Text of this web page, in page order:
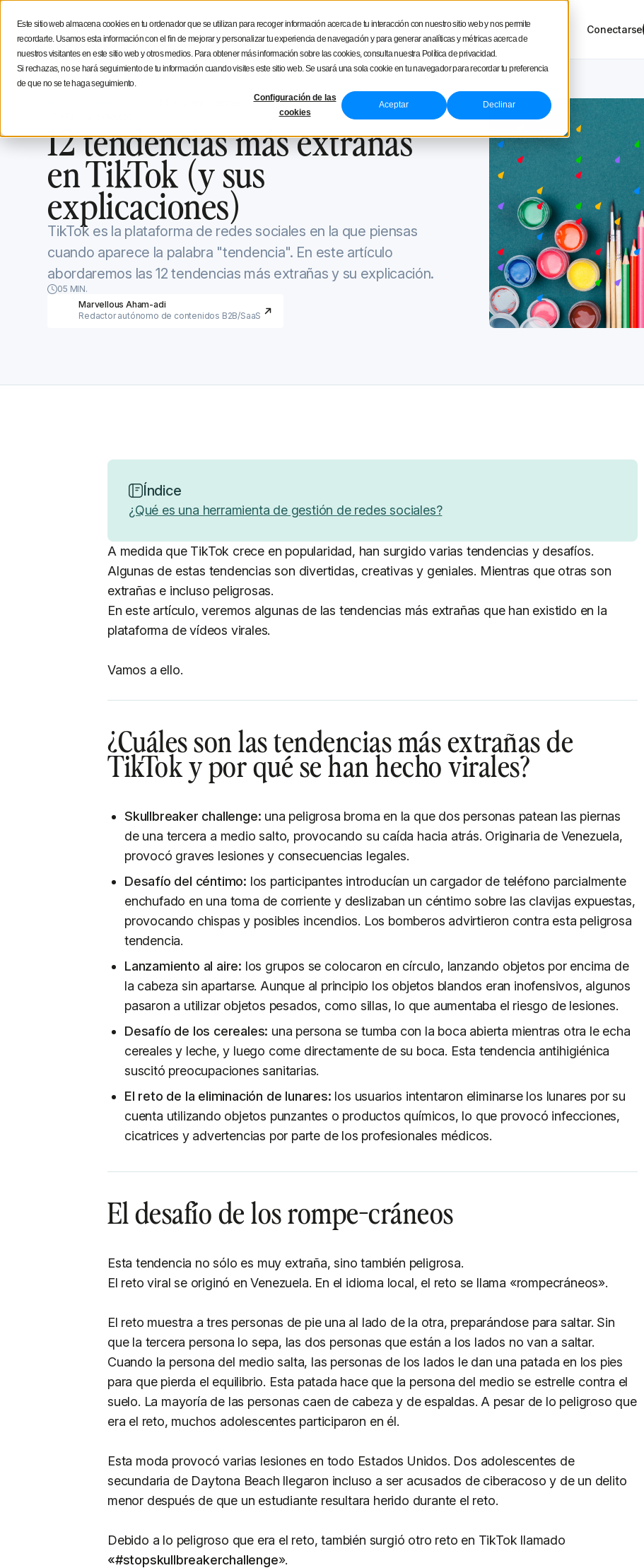
Este sitio web almacena cookies en tu ordenador que se utilizan para recoger información acerca de tu interacción con nuestro sitio web y nos permite
recordarte. Usamos esta información con el fin de mejorar y personalizar tu experiencia de navegación y para generar analíticas y métricas acerca de
nuestros visitantes en este sitio web y otros medios. Para obtener más información sobre las cookies, consulta nuestra Política de privacidad.
Si rechazas, no se hará seguimiento de tu información cuando visites este sitio web. Se usará una sola cookie en tu navegador para recordar tu preferencia
de que no se te haga seguimiento.
Configuración de las
cookies
Aceptar Declinar
Funcionalidades Soluciones Recursos NUEVO Tour del productoPrecios Conectarse
Estratégia social media Consejos de creación Iconosquare
Actualizado elSeptember 1, 2022
12 tendencias más extrañas
en TikTok (y sus
explicaciones)
TikTok es la plataforma de redes sociales en la que piensas
cuando aparece la palabra "tendencia". En este artículo
abordaremos las 12 tendencias más extrañas y su explicación.
05 MIN.
Marvellous Aham-adi
Redactor autónomo de contenidos B2B/SaaS
Índice
¿Qué es una herramienta de gestión de redes sociales?
A medida que TikTok crece en popularidad, han surgido varias tendencias y desafíos.
Algunas de estas tendencias son divertidas, creativas y geniales. Mientras que otras son
extrañas e incluso peligrosas.
En este artículo, veremos algunas de las tendencias más extrañas que han existido en la
plataforma de vídeos virales.
Vamos a ello.
¿Cuáles son las tendencias más extrañas de
TikTok y por qué se han hecho virales?
Skullbreaker challenge: una peligrosa broma en la que dos personas patean las piernas
de una tercera a medio salto, provocando su caída hacia atrás. Originaria de Venezuela,
provocó graves lesiones y consecuencias legales.
Desafío del céntimo: los participantes introducían un cargador de teléfono parcialmente
enchufado en una toma de corriente y deslizaban un céntimo sobre las clavijas expuestas,
provocando chispas y posibles incendios. Los bomberos advirtieron contra esta peligrosa
tendencia.
Lanzamiento al aire: los grupos se colocaron en círculo, lanzando objetos por encima de
la cabeza sin apartarse. Aunque al principio los objetos blandos eran inofensivos, algunos
pasaron a utilizar objetos pesados, como sillas, lo que aumentaba el riesgo de lesiones.
Desafío de los cereales: una persona se tumba con la boca abierta mientras otra le echa
cereales y leche, y luego come directamente de su boca. Esta tendencia antihigiénica
suscitó preocupaciones sanitarias.
El reto de la eliminación de lunares: los usuarios intentaron eliminarse los lunares por su
cuenta utilizando objetos punzantes o productos químicos, lo que provocó infecciones,
cicatrices y advertencias por parte de los profesionales médicos.
El desafío de los rompe-cráneos
Esta tendencia no sólo es muy extraña, sino también peligrosa.
El reto viral se originó en Venezuela. En el idioma local, el reto se llama «rompecráneos».
El reto muestra a tres personas de pie una al lado de la otra, preparándose para saltar. Sin
que la tercera persona lo sepa, las dos personas que están a los lados no van a saltar.
Cuando la persona del medio salta, las personas de los lados le dan una patada en los pies
para que pierda el equilibrio. Esta patada hace que la persona del medio se estrelle contra el
suelo. La mayoría de las personas caen de cabeza y de espaldas. A pesar de lo peligroso que
era el reto, muchos adolescentes participaron en él.
Esta moda provocó varias lesiones en todo Estados Unidos. Dos adolescentes de
secundaria de Daytona Beach llegaron incluso a ser acusados de ciberacoso y de un delito
menor después de que un estudiante resultara herido durante el reto.
Debido a lo peligroso que era el reto, también surgió otro reto en TikTok llamado
«#stopskullbreakerchallenge».